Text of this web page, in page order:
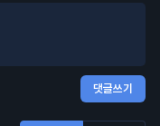
댓글쓰기